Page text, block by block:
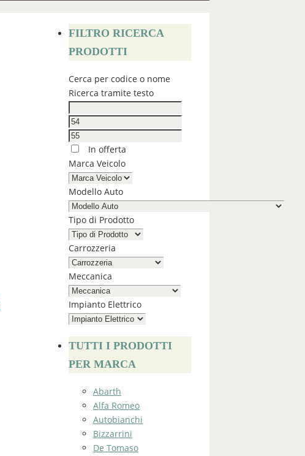
FILTRO RICERCA
PRODOTTI
Cerca per codice o nome
Ricerca tramite testo
In offerta
Marca Veicolo
Modello Auto
Tipo di Prodotto
Carrozzeria
Meccanica
Impianto Elettrico
TUTTI I PRODOTTI
PER MARCA
Abarth
Alfa Romeo
Autobianchi
Bizzarrini
De Tomaso